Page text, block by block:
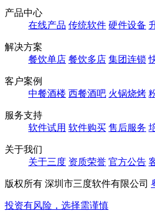
产品中心
在线产品 传统软件 硬件设备
解决方案
餐饮单店 餐饮多店 集团连锁
客户案例
中餐酒楼 西餐酒吧 火锅烧烤
服务支持
软件试用 软件购买 售后服务
关于我们
关于三度 资质荣誉 官方公告
版权所有 深圳市三度软件有限公司
投资有风险，选择需谨慎